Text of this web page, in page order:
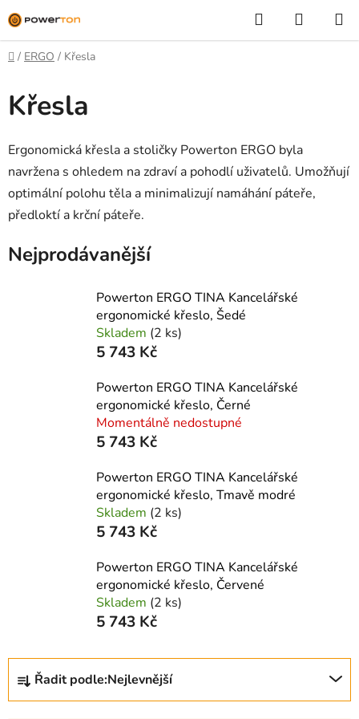
na
obsah
Hledat
KOŠÍK
Domů
/ ERGO / Křesla
Křesla
Ergonomická křesla a stoličky Powerton ERGO byla
navržena s ohledem na zdraví a pohodlí uživatelů. Umožňují
optimální polohu těla a minimalizují namáhání páteře,
předloktí a krční páteře.
Nejprodávanější
Powerton ERGO TINA Kancelářské
ergonomické křeslo, Šedé
Skladem (2 ks)
5 743 Kč
Powerton ERGO TINA Kancelářské
ergonomické křeslo, Černé
Momentálně nedostupné
5 743 Kč
Powerton ERGO TINA Kancelářské
ergonomické křeslo, Tmavě modré
Skladem (2 ks)
5 743 Kč
Powerton ERGO TINA Kancelářské
ergonomické křeslo, Červené
Skladem (2 ks)
5 743 Kč
Ř
z
Řadit podle:Nejlevnější